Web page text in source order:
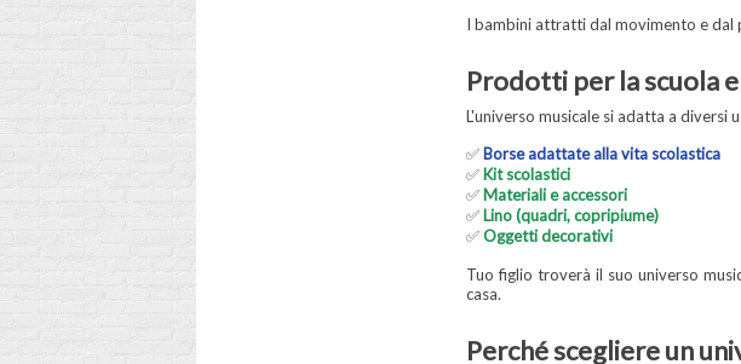
I bambini attratti dal movimento e dal
Prodotti per la scuola
L'universo musicale si adatta a diversi
✅ Borse adattate alla vita scolastica
✅ Kit scolastici
✅ Materiali e accessori
✅ Lino (quadri, copripiume)
✅Oggetti decorativi
Tuo figlio troverà il suo universo
casa.
Perché scegliere un